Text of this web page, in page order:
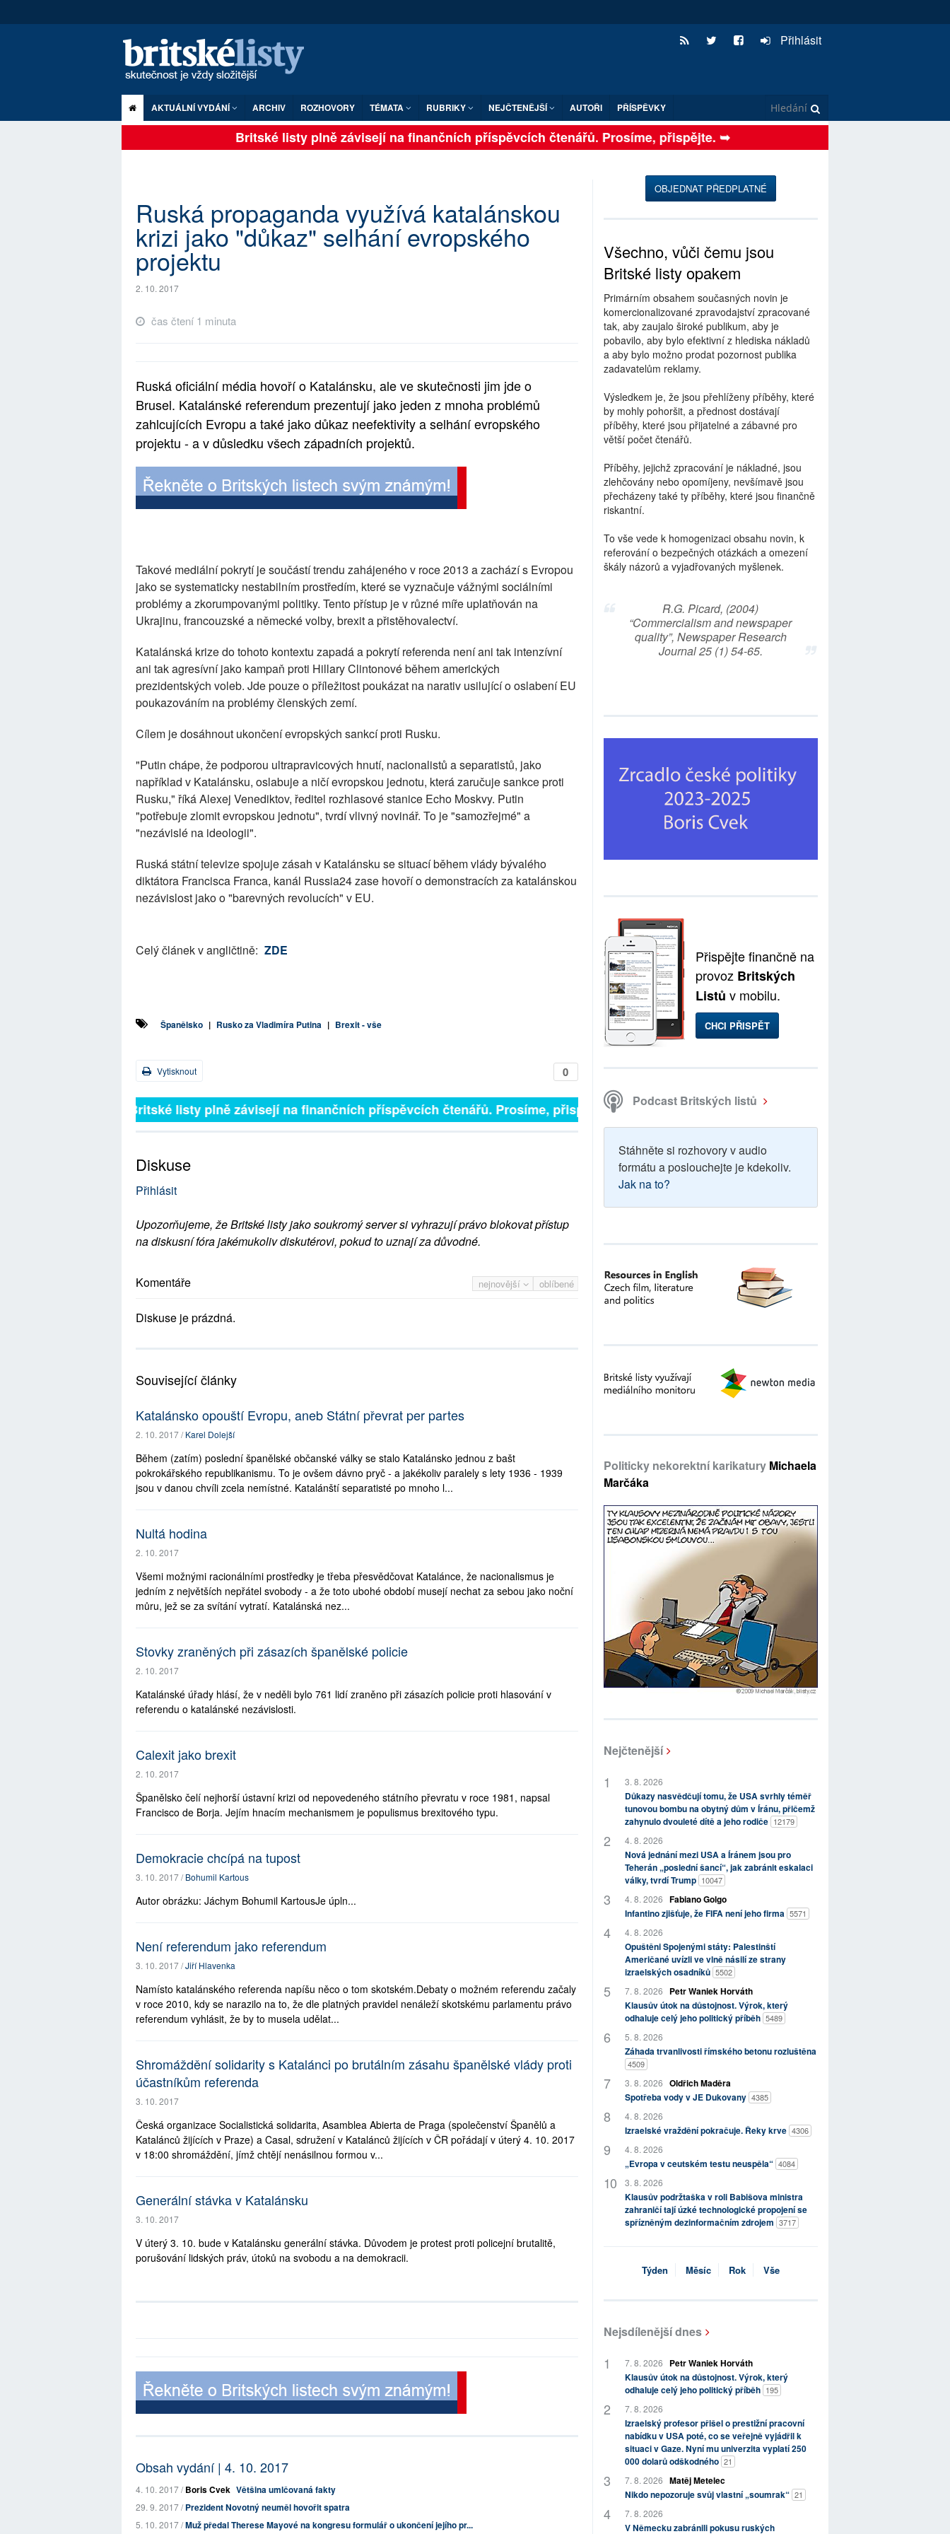
Přihlásit
AKTUÁLNÍ VYDÁNÍ ARCHIV ROZHOVORY TÉMATA RUBRIKY NEJČTENĚJŠÍ AUTOŘI PŘÍSPĚVKY
Britské listy plně závisejí na finančních příspěvcích čtenářů. Prosíme, přispějte. ➥
Ruská propaganda využívá katalánskou
krizi jako "důkaz" selhání evropského
projektu
2. 10. 2017
čas čtení 1 minuta
Ruská oficiální média hovoří o Katalánsku, ale ve skutečnosti jim jde o
Brusel. Katalánské referendum prezentují jako jeden z mnoha problémů
zahlcujících Evropu a také jako důkaz neefektivity a selhání evropského
projektu - a v důsledku všech západních projektů.
Takové mediální pokrytí je součástí trendu zahájeného v roce 2013 a zachází s Evropou
jako se systematicky nestabilním prostředím, které se vyznačuje vážnými sociálními
problémy a zkorumpovanými politiky. Tento přístup je v různé míře uplatňován na
Ukrajinu, francouzské a německé volby, brexit a přistěhovalectví.
Katalánská krize do tohoto kontextu zapadá a pokrytí referenda není ani tak intenzívní
ani tak agresívní jako kampaň proti Hillary Clintonové během amerických
prezidentských voleb. Jde pouze o příležitost poukázat na narativ usilující o oslabení EU
poukazováním na problémy členských zemí.
Cílem je dosáhnout ukončení evropských sankcí proti Rusku.
"Putin chápe, že podporou ultrapravicových hnutí, nacionalistů a separatistů, jako
například v Katalánsku, oslabuje a ničí evropskou jednotu, která zaručuje sankce proti
Rusku," říká Alexej Venediktov, ředitel rozhlasové stanice Echo Moskvy. Putin
"potřebuje zlomit evropskou jednotu", tvrdí vlivný novinář. To je "samozřejmé" a
"nezávislé na ideologii".
Ruská státní televize spojuje zásah v Katalánsku se situací během vlády bývalého
diktátora Francisca Franca, kanál Russia24 zase hovoří o demonstracích za katalánskou
nezávislost jako o "barevných revolucích" v EU.
Celý článek v angličtině: ZDE
Španělsko | Rusko za Vladimíra Putina | Brexit - vše
0
Vytisknout
Britské listy plně závisejí na finančních příspěvcích čtenářů. Prosíme, přispějte. ➥
Diskuse
Přihlásit
Upozorňujeme, že Britské listy jako soukromý server si vyhrazují právo blokovat přístup
na diskusní fóra jakémukoliv diskutérovi, pokud to uznají za důvodné.
nejnovější oblíbené
Komentáře
Diskuse je prázdná.
Související články
Katalánsko opouští Evropu, aneb Státní převrat per partes
2. 10. 2017 /Karel Dolejší
Během (zatím) poslední španělské občanské války se stalo Katalánsko jednou z bašt
pokrokářského republikanismu. To je ovšem dávno pryč - a jakékoliv paralely s lety 1936 - 1939
jsou v danou chvíli zcela nemístné. Katalánští separatisté po mnoho l...
Nultá hodina
2. 10. 2017
Všemi možnými racionálními prostředky je třeba přesvědčovat Katalánce, že nacionalismus je
jedním z největších nepřátel svobody - a že toto ubohé období musejí nechat za sebou jako noční
můru, jež se za svítání vytratí. Katalánská nez...
Stovky zraněných při zásazích španělské policie
2. 10. 2017
Katalánské úřady hlásí, že v neděli bylo 761 lidí zraněno při zásazích policie proti hlasování v
referendu o katalánské nezávislosti.
Calexit jako brexit
2. 10. 2017
Španělsko čelí nejhorší ústavní krizi od nepovedeného státního převratu v roce 1981, napsal
Francisco de Borja. Jejím hnacím mechanismem je populismus brexitového typu.
Demokracie chcípá na tupost
3. 10. 2017 /Bohumil Kartous
Autor obrázku: Jáchym Bohumil KartousJe úpln...
Není referendum jako referendum
3. 10. 2017 /Jiří Hlavenka
Namísto katalánského referenda napíšu něco o tom skotském.Debaty o možném referendu začaly
v roce 2010, kdy se narazilo na to, že dle platných pravidel nenáleží skotskému parlamentu právo
referendum vyhlásit, že by to musela udělat...
Shromáždění solidarity s Katalánci po brutálním zásahu španělské vlády proti
účastníkům referenda
3. 10. 2017
Česká organizace Socialistická solidarita, Asamblea Abierta de Praga (společenství Španělů a
Katalánců žijících v Praze) a Casal, sdružení v Katalánců žijících v ČR pořádají v úterý 4. 10. 2017
v 18:00 shromáždění, jímž chtějí nenásilnou formou v...
Generální stávka v Katalánsku
3. 10. 2017
V úterý 3. 10. bude v Katalánsku generální stávka. Důvodem je protest proti policejní brutalitě,
porušování lidských práv, útoků na svobodu a na demokracii.
Obsah vydání | 4. 10. 2017
4. 10. 2017 /Boris Cvek Většina umlčovaná fakty
29. 9. 2017 /Prezident Novotný neuměl hovořit spatra
5. 10. 2017 /Muž předal Therese Mayové na kongresu formulář o ukončení jejího pr...
OBJEDNAT PŘEDPLATNÉ
Všechno, vůči čemu jsou
Britské listy opakem
Primárním obsahem současných novin je
komercionalizované zpravodajství zpracované
tak, aby zaujalo široké publikum, aby je
pobavilo, aby bylo efektivní z hlediska nákladů
a aby bylo možno prodat pozornost publika
zadavatelům reklamy.
Výsledkem je, že jsou přehlíženy příběhy, které
by mohly pohoršit, a přednost dostávají
příběhy, které jsou přijatelné a zábavné pro
větší počet čtenářů.
Příběhy, jejichž zpracování je nákladné, jsou
zlehčovány nebo opomíjeny, nevšímavě jsou
přecházeny také ty příběhy, které jsou finančně
riskantní.
To vše vede k homogenizaci obsahu novin, k
referování o bezpečných otázkách a omezení
škály názorů a vyjadřovaných myšlenek.
R.G. Picard, (2004)
“Commercialism and newspaper
quality”, Newspaper Research
Journal 25 (1) 54-65.
Přispějte finančně na
provoz Britských
Listů v mobilu.
CHCI PŘISPĚT
Podcast Britských listů
Stáhněte si rozhovory v audio
formátu a poslouchejte je kdekoliv.
Jak na to?
Politicky nekorektní karikatury Michaela
Marčáka
Nejčtenější
3. 8. 2026
Důkazy nasvědčují tomu, že USA svrhly téměř
tunovou bombu na obytný dům v Íránu, přičemž
zahynulo dvouleté dítě a jeho rodiče 12179
4. 8. 2026
Nová jednání mezi USA a Íránem jsou pro
Teherán „poslední šancí“, jak zabránit eskalaci
války, tvrdí Trump 10047
4. 8. 2026 Fabiano Golgo
Infantino zjišťuje, že FIFA není jeho firma 5571
4. 8. 2026
Opuštěni Spojenými státy: Palestinští
Američané uvízli ve vlně násilí ze strany
izraelských osadníků 5502
7. 8. 2026
Petr Waniek Horváth
Klausův útok na důstojnost. Výrok, který
odhaluje celý jeho politický příběh 5489
5. 8. 2026
Záhada trvanlivosti římského betonu rozluštěna
4509
3. 8. 2026 Oldřich Maděra
Spotřeba vody v JE Dukovany 4385
4. 8. 2026
Izraelské vraždění pokračuje. Řeky krve 4306
4. 8. 2026
„Evropa v ceutském testu neuspěla“ 4084
3. 8. 2026
Klausův podržtaška v roli Babišova ministra
zahraničí tají úzké technologické propojení se
spřízněným dezinformačním zdrojem 3717
Týden Měsíc Rok Vše
Nejsdílenější dnes
7. 8. 2026
Petr Waniek Horváth
Klausův útok na důstojnost. Výrok, který
odhaluje celý jeho politický příběh 195
7. 8. 2026
Izraelský profesor přišel o prestižní pracovní
nabídku v USA poté, co se veřejně vyjádřil k
situaci v Gaze. Nyní mu univerzita vyplatí 250
000 dolarů odškodného 21
7. 8. 2026 Matěj Metelec
Nikdo nepozoruje svůj vlastní „soumrak“ 21
7. 8. 2026
V Německu zabránili pokusu ruských